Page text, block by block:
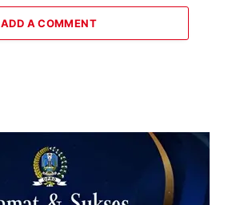
ADD A COMMENT